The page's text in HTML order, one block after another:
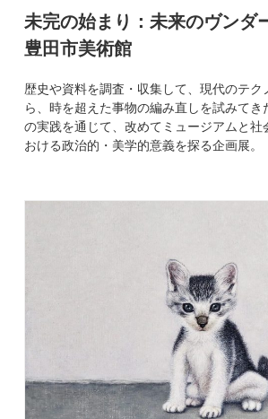
未完の始まり：未来のヴンダ
豊田市美術館
歴史や資料を調査・収集して、現代のテク
ら、時を超えた事物の編み直しを試みてき
の実践を通じて、改めてミュージアムと社
おける政治的・美学的意義を探る企画展。